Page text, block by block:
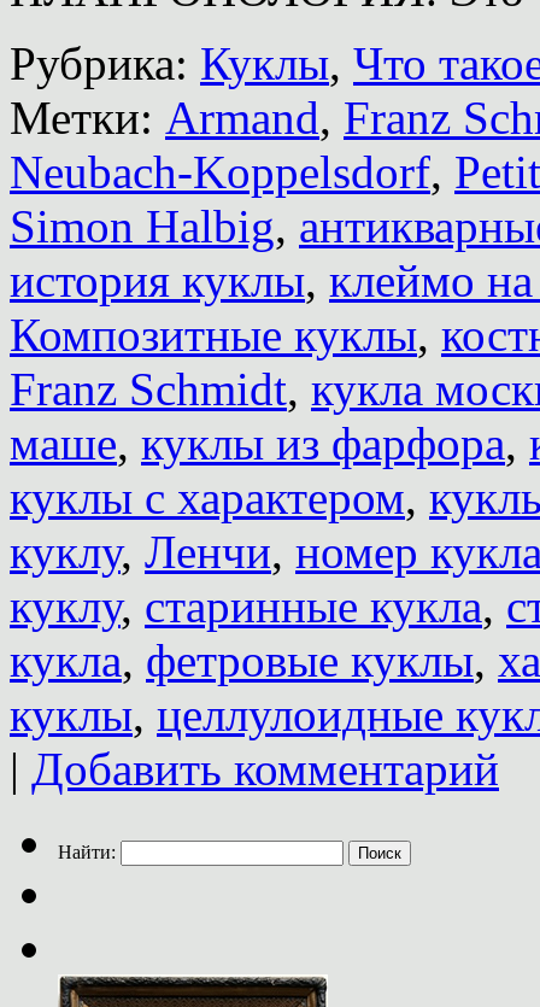
Рубрика: Куклы, Что
Метки: Armand, Franz
Neubach-Koppelsdorf,
Simon Halbig,
история куклы, клеймо
Композитные куклы,
Franz Schmidt, кукла
маше, куклы из фарфора,
куклы с характером,
куклу, Ленчи, номер
куклу, старинные кукла,
кукла, фетровые куклы,
куклы, целлулоидные
| Добавить комментарий
Найти: